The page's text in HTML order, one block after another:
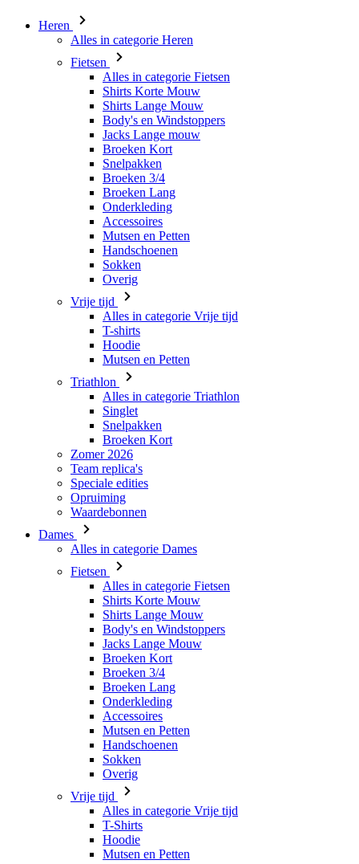
Heren
Alles in categorie Heren
Fietsen
Alles in categorie Fietsen
Shirts Korte Mouw
Shirts Lange Mouw
Body's en Windstoppers
Jacks Lange mouw
Broeken Kort
Snelpakken
Broeken 3/4
Broeken Lang
Onderkleding
Accessoires
Mutsen en Petten
Handschoenen
Sokken
Overig
Vrije tijd
Alles in categorie Vrije tijd
T-shirts
Hoodie
Mutsen en Petten
Triathlon
Alles in categorie Triathlon
Singlet
Snelpakken
Broeken Kort
Zomer 2026
Team replica's
Speciale edities
Opruiming
Waardebonnen
Dames
Alles in categorie Dames
Fietsen
Alles in categorie Fietsen
Shirts Korte Mouw
Shirts Lange Mouw
Body's en Windstoppers
Jacks Lange Mouw
Broeken Kort
Broeken 3/4
Broeken Lang
Onderkleding
Accessoires
Mutsen en Petten
Handschoenen
Sokken
Overig
Vrije tijd
Alles in categorie Vrije tijd
T-Shirts
Hoodie
Mutsen en Petten